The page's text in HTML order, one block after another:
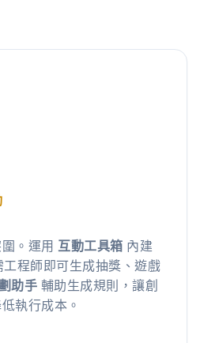
。運用 互動工具箱 內建
工程師即可生成抽獎、遊戲
助手 輔助生成規則，讓創
執行成本。